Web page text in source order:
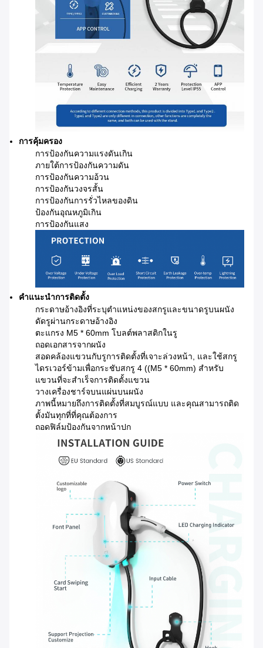
การคุ้มครอง
การป้องกันความแรงดันเกิน
ภายใต้การป้องกันความดัน
การป้องกันความอ้วน
การป้องกันวงจรสั้น
การป้องกันการรั่วไหลของดิน
ป้องกันอุณหภูมิเกิน
การป้องกันแสง
คําแนะนําการติดตั้ง
กระดาษอ้างอิงที่ระบุตําแหน่งของสกรูและขนาดรูบนผนัง
ดัดรูผ่านกระดาษอ้างอิง
ตะแกรง M5 * 60mm โบลต์พลาสติกในรู
ถอดเอกสารจากผนัง
สอดคล้องแขวนกับรูการติดตั้งที่เจาะล่วงหน้า, และใช้สกรู
ไดรเวอร์ข้ามเพื่อกระชับสกรู 4 ((M5 * 60mm) สําหรับ
แขวนที่จะสําเร็จการติดตั้งแขวน
วางเครื่องชาร์จบนแผ่นบนผนัง
ภาพนี้หมายถึงการติดตั้งที่สมบูรณ์แบบ และคุณสามารถติด
ตั้งมันทุกที่ที่คุณต้องการ
ถอดฟิล์มป้องกันจากหน้าปก